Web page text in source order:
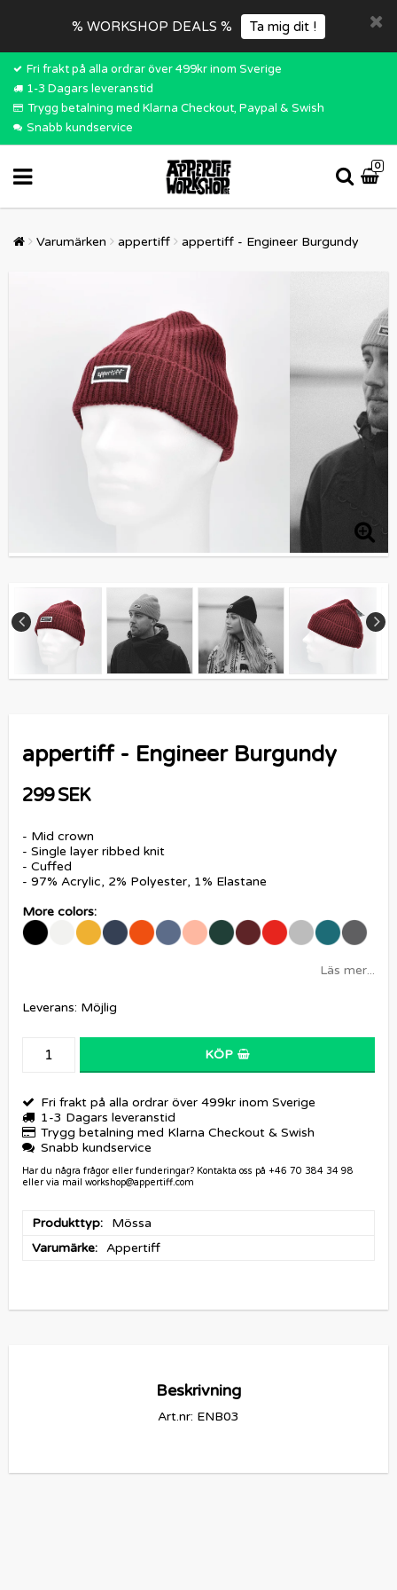
% WORKSHOP DEALS % Ta mig dit !
Fri frakt på alla ordrar över 499kr inom Sverige
1-3 Dagars leveranstid
Trygg betalning med Klarna Checkout, Paypal & Swish
Snabb kundservice
0
Varumärken appertiff appertiff - Engineer Burgundy
appertiff - Engineer Burgundy
299 SEK
- Mid crown
- Single layer ribbed knit
- Cuffed
- 97% Acrylic, 2% Polyester, 1% Elastane
More colors:
Läs mer...
Leverans: Möjlig
KÖP
Fri frakt på alla ordrar över 499kr inom Sverige
1-3 Dagars leveranstid
Trygg betalning med Klarna Checkout & Swish
Snabb kundservice
Har du några frågor eller funderingar? Kontakta oss på +46 70 384 34 98
eller via mail workshop@appertiff.com
Produkttyp
Mössa
Varumärke
Appertiff
Beskrivning
Art.nr: ENB03